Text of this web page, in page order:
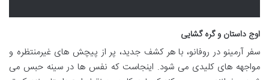
اوج داستان و گره گشایی
سفر آرمینو در روفانو، با هر کشف جدید، پر از پیچش های غیرمنتظره و
مواجهه های کلیدی می شود. اینجاست که نفس ها در سینه حبس می